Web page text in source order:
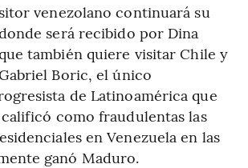
venezolano continuará su
será recibido por Dina
también quiere visitar Chile y
Boric, el único
de Latinoamérica que
como fraudulentas las
en Venezuela en las
ganó Maduro.